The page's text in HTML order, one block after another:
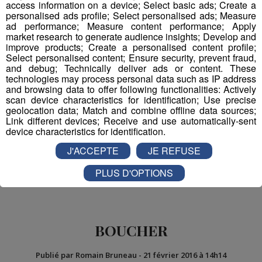
Vous croyez aux extraterrestres ?
Partager sur Facebook
Partager sur Twitter
BOUCHER
Publié par Romain Bruneau - 21 février 2016 à 14h14
access information on a device; Select basic ads; Create a
personalised ads profile; Select personalised ads; Measure
ad performance; Measure content performance; Apply
market research to generate audience insights; Develop and
improve products; Create a personalised content profile;
Select personalised content; Ensure security, prevent fraud,
and debug; Technically deliver ads or content. These
technologies may process personal data such as IP address
and browsing data to offer following functionalities: Actively
scan device characteristics for identification; Use precise
geolocation data; Match and combine offline data sources;
Link different devices; Receive and use automatically-sent
device characteristics for identification.
J'ACCEPTE
JE REFUSE
PLUS D'OPTIONS